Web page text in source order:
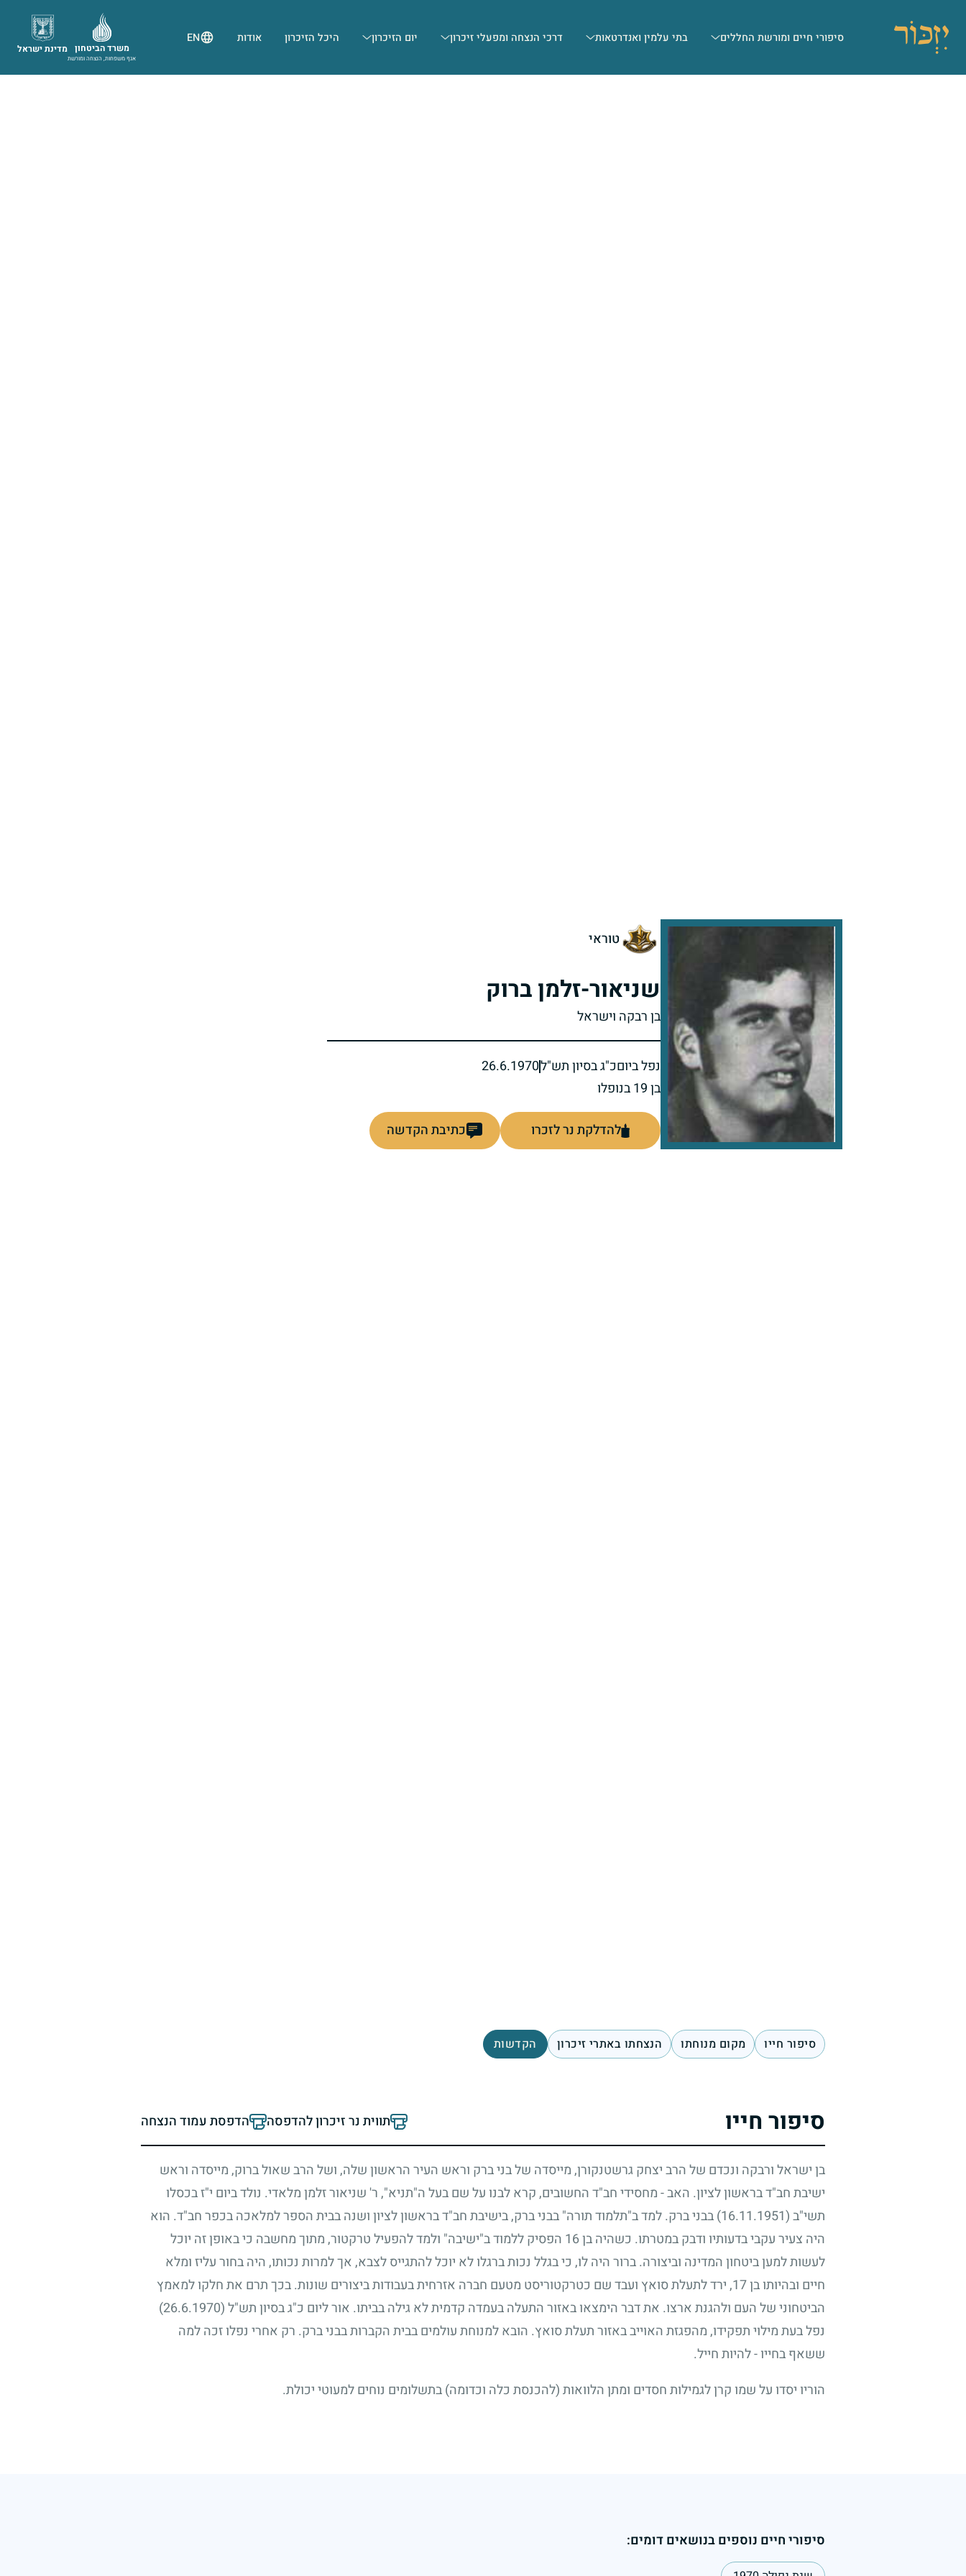
סיפורי חיים ומורשת החללים בתי עלמין ואנדרטאות דרכי הנצחה ומפעלי זיכרון יום הזיכרון היכל הזיכרון אודות EN
מדינת ישראל משרד הביטחון
אגף משפחות, הנצחה ומורשת
טוראי
שניאור-זלמן ברוק
בן רבקה וישראל
נפל ביוםכ"ג בסיון תש"ל26.6.1970
בן 19 בנופלו
להדלקת נר לזכרו כתיבת הקדשה
סיפור חייו מקום מנוחתו הנצחתו באתרי זיכרון הקדשות
סיפור חייו תווית נר זיכרון להדפסה הדפסת עמוד הנצחה
בן ישראל ורבקה ונכדם של הרב יצחק גרשטנקורן, מייסדה של בני ברק וראש העיר הראשון שלה, ושל הרב שאול ברוק, מייסדה וראש
ישיבת חב"ד בראשון לציון. האב - מחסידי חב"ד החשובים, קרא לבנו על שם בעל ה"תניא", ר' שניאור זלמן מלאדי. נולד ביום י"ז בכסלו
תשי"ב(16.11.1951)
בבני ברק. למד ב"תלמוד תורה" בבני ברק, בישיבת חב"ד בראשון לציון ושנה בבית הספר למלאכה בכפר חב"ד. הוא
היה צעיר עקבי בדעותיו ודבק במטרתו. כשהיה בן16 הפסיק ללמוד ב"ישיבה" ולמד להפעיל טרקטור, מתוך מחשבה כי באופן זה יוכל
לעשות למען ביטחון המדינה וביצורה. ברור היה לו, כי בגלל נכות ברגלו לא יוכל להתגייס לצבא, אך למרות נכותו, היה בחור עליז ומלא
חיים ובהיותו בן17, ירד לתעלת סואץ ועבד שם כטרקטוריסט מטעם חברה אזרחית בעבודות ביצורים שונות. בכך תרם את חלקו למאמץ
הביטחוני של העם ולהגנת ארצו. את דבר הימצאו באזור התעלה בעמדה קדמית לא גילה בביתו. אור ליום כ"ג בסיון תש"ל(26.6.1970)
נפל בעת מילוי תפקידו, מהפגזת האוייב באזור תעלת סואץ. הובא למנוחת עולמים בבית הקברות בבני ברק. רק אחרי נפלו זכה למה
ששאף בחייו - להיות חייל.
הוריו יסדו על שמו קרן לגמילות חסדים ומתן הלוואות (להכנסת כלה וכדומה) בתשלומים נוחים למעוטי יכולת.
סיפורי חיים נוספים בנושאים דומים: